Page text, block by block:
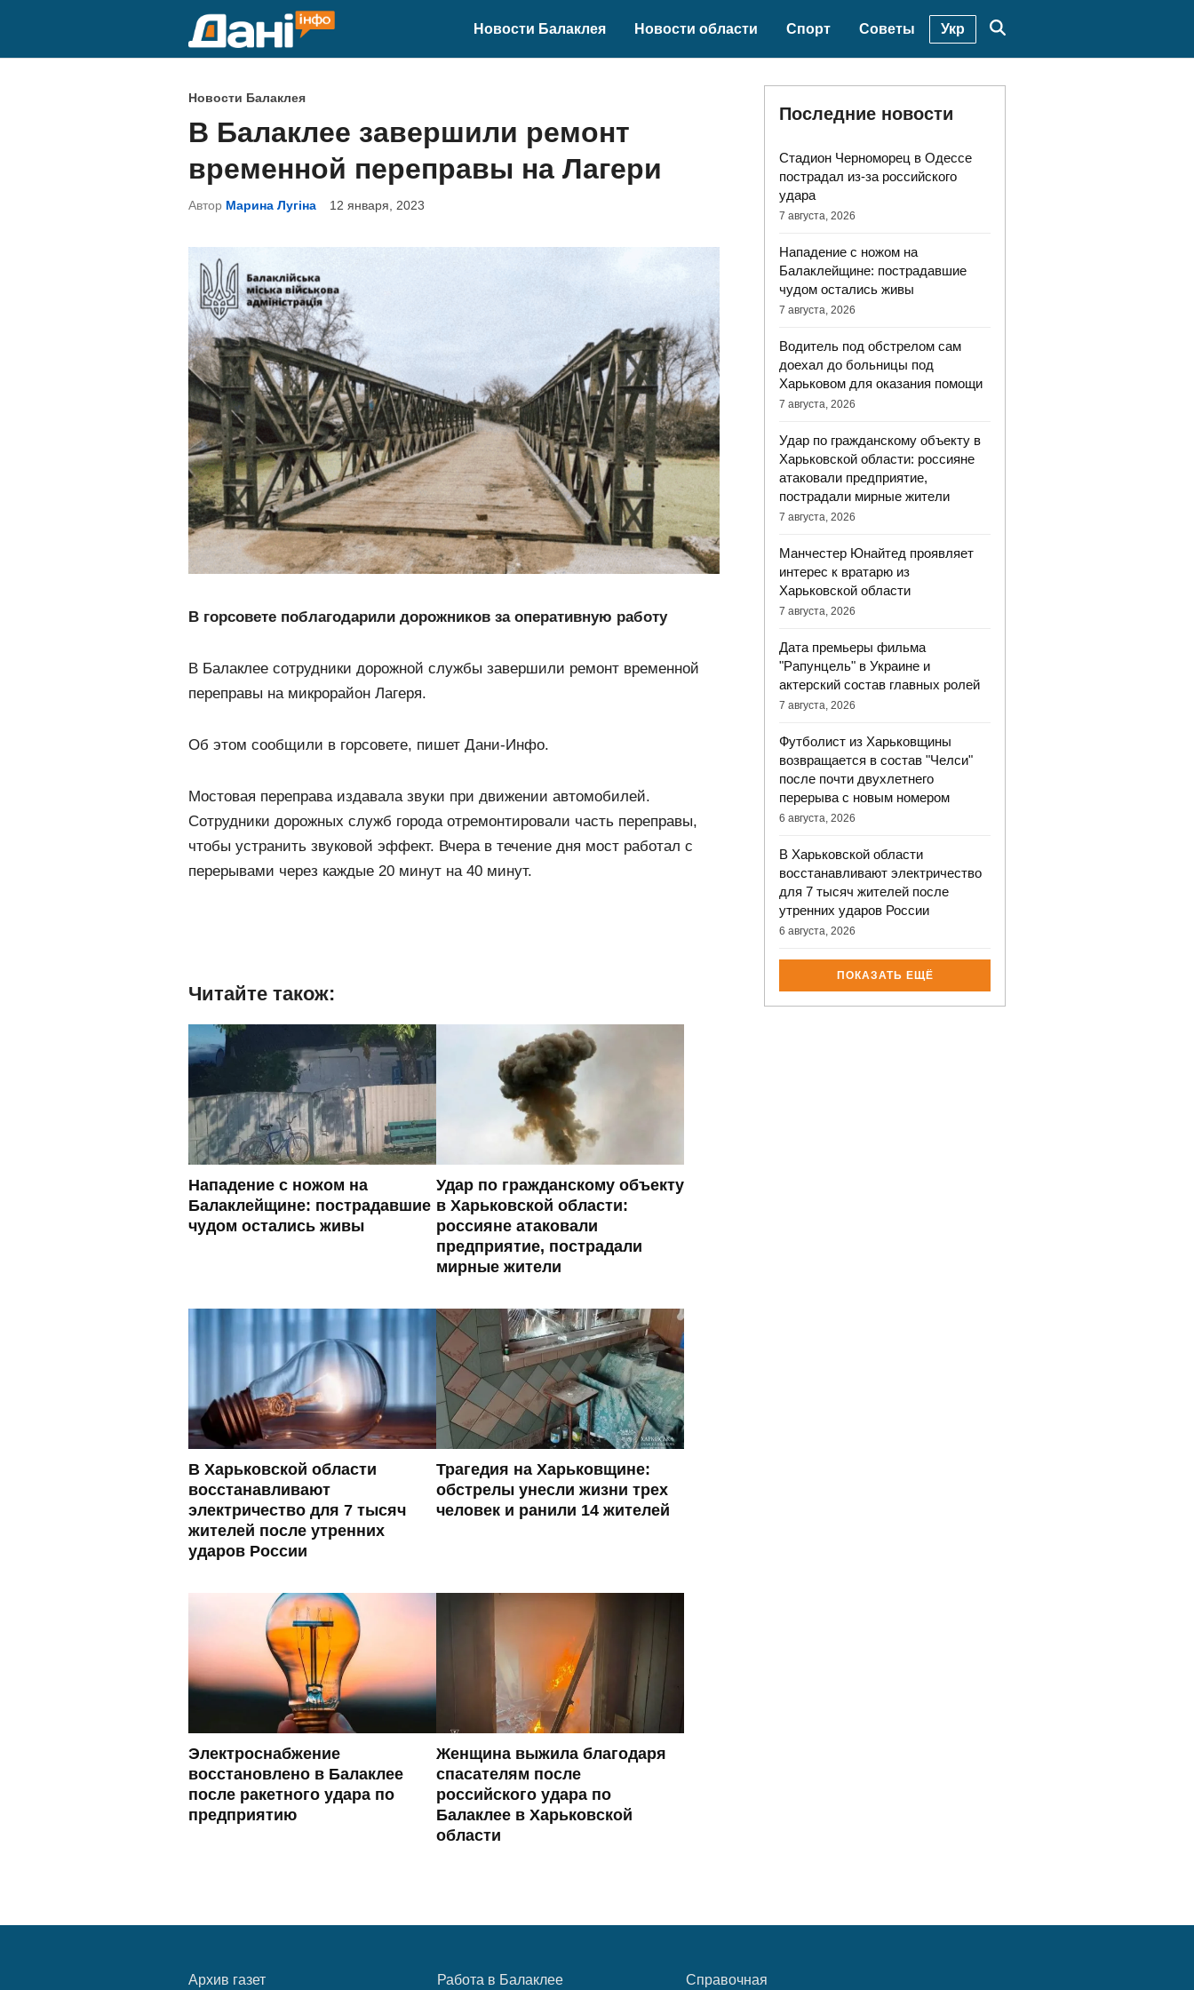
Новости Балаклея Новости области Спорт Советы Укр
О
п
у
б
к
в
а
н
о
в
Новости Балаклея
В Балаклее завершили ремонт
временной переправы на Лагери
Автор Марина Лугіна 12 января, 2023
В горсовете поблагодарили дорожников за оперативную работу
В Балаклее сотрудники дорожной службы завершили ремонт временной
переправы на микрорайон Лагеря.
Об этом сообщили в горсовете, пишет Дани-Инфо.
Мостовая переправа издавала звуки при движении автомобилей.
Сотрудники дорожных служб города отремонтировали часть переправы,
чтобы устранить звуковой эффект. Вчера в течение дня мост работал с
перерывами через каждые 20 минут на 40 минут.
Читайте також:
Нападение с ножом на
Балаклейщине: пострадавшие
чудом остались живы
Удар по гражданскому объекту
в Харьковской области:
россияне атаковали
предприятие, пострадали
мирные жители
В Харьковской области
восстанавливают
электричество для 7 тысяч
жителей после утренних
ударов России
Трагедия на Харьковщине:
обстрелы унесли жизни трех
человек и ранили 14 жителей
Электроснабжение
восстановлено в Балаклее
после ракетного удара по
предприятию
Женщина выжила благодаря
спасателям после
российского удара по
Балаклее в Харьковской
области
Последние новости
Стадион Черноморец в Одессе
пострадал из-за российского
удара
7 августа, 2026
Нападение с ножом на
Балаклейщине: пострадавшие
чудом остались живы
7 августа, 2026
Водитель под обстрелом сам
доехал до больницы под
Харьковом для оказания помощи
7 августа, 2026
Удар по гражданскому объекту в
Харьковской области: россияне
атаковали предприятие,
пострадали мирные жители
7 августа, 2026
Манчестер Юнайтед проявляет
интерес к вратарю из
Харьковской области
7 августа, 2026
Дата премьеры фильма
"Рапунцель" в Украине и
актерский состав главных ролей
7 августа, 2026
Футболист из Харьковщины
возвращается в состав "Челси"
после почти двухлетнего
перерыва с новым номером
6 августа, 2026
В Харьковской области
восстанавливают электричество
для 7 тысяч жителей после
утренних ударов России
6 августа, 2026
ПОКАЗАТЬ ЕЩЁ
Архив газет Работа в Балаклее Справочная